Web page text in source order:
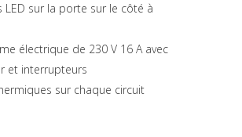
LED sur la porte sur le côté à
électrique de 230 V 16 A avec
et interrupteurs
sur chaque circuit